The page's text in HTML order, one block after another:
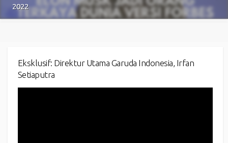
2022
Eksklusif: Direktur Utama Garuda Indonesia, Irfan
Setiaputra